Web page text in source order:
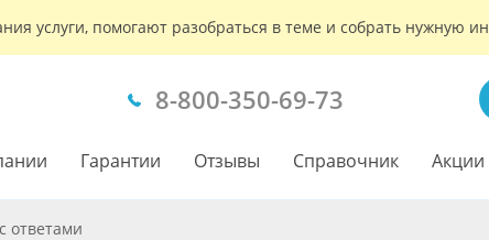
услуги, помогают разобраться в теме и собрать
8-800-350-69-73
Гарантии Отзывы Справочник Акции
ответами